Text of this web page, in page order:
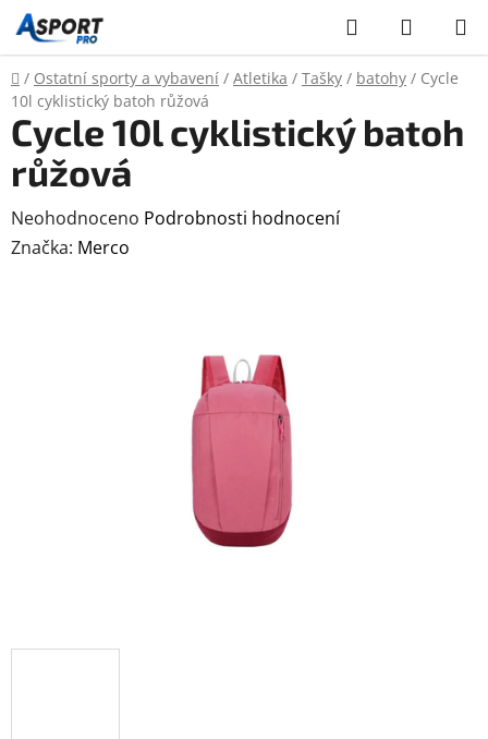
Přejít
na
obsah
Hledat
KOŠÍK
Domů
/ Ostatní sporty a vybavení / Atletika / Tašky / batohy / Cycle
10l cyklistický batoh růžová
Cycle 10l cyklistický batoh
růžová
Průměrné
hodnocení
Neohodnoceno Podrobnosti hodnocení
Značka: Merco